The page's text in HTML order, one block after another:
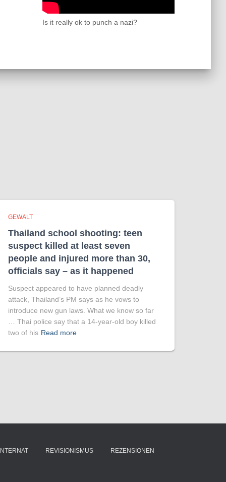
Is it really ok to punch a nazi?
GEWALT
Thailand school shooting: teen
suspect killed at least seven
people and injured more than 30,
officials say – as it happened
Suspect appeared to have planned deadly
attack, Thailand’s PM says as he vows to
introduce new gun laws. What we know so far
… Thai police say that a 14-year-old boy killed
two of his Read more
REVISIONISMUS REZENSIONEN